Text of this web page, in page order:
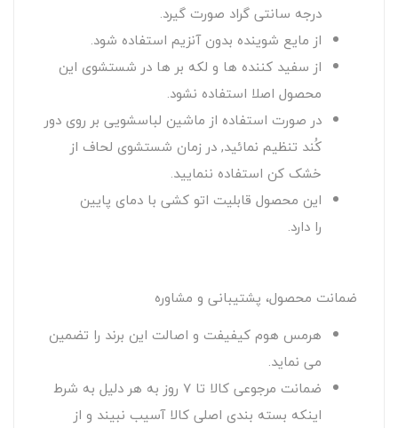
درجه سانتی گراد صورت گیرد.
از مایع شوینده بدون آنزیم استفاده شود.
از سفید کننده ها و لکه بر ها در شستشوی این
محصول اصلا استفاده نشود.
در صورت استفاده از ماشین لباسشویی بر روی دور
کُند تنظیم نمائید, در زمان شستشوی لحاف از
خشک کن استفاده ننمایید.
این محصول قابلیت اتو کشی با دمای پایین
را دارد.
ضمانت محصول، پشتیبانی و مشاوره
هرمس هوم کیفیفت و اصالت این برند را تضمین
می نماید.
ضمانت مرجوعی کالا تا 7 روز به هر دلیل به شرط
اینکه بسته بندی اصلی کالا آسیب نبیند و از